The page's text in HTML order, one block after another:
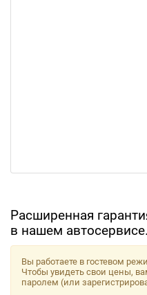
Расширенная
в нашем автосервисе.
Вы работаете в гостевом
Чтобы увидеть свои цены,
паролем (или